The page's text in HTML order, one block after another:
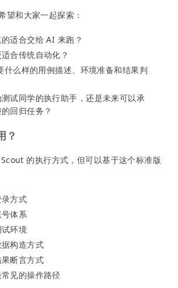
望和大家一起探索：
适合交给 AI 来跑？
合传统自动化？
什么样的用例描述、环境准备和结果判
试同学的执行助手，还是未来可以承
回归任务？
？
的执行方式，但可以基于这个标准版
方式
体系
环境
构造方式
断言方式
见的操作路径